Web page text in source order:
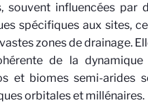
souvent influencées par
spécifiques aux sites,
zones de drainage.
de la dynamique
et biomes semi-arides
orbitales et millénaires.